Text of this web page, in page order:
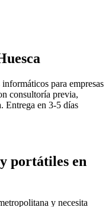
para empresas
consultoría previa,
Entrega en 3-5 días
portátiles en
y necesita